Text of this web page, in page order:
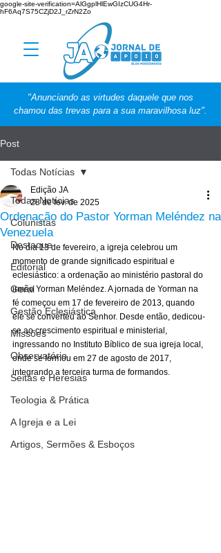
google-site-verification=AlGgplHlEwGIzCUG4Hr-
hF6Aq7S75CZjD2J_rZrN2Zo
"Anunciando as virtudes daquele que nos
chamou das trevas para a sua maravilhosa luz".
Post
Todas Notícias
Colunistas
Destaque
Editorial
Geral
Gestão Eclesiástica
Missões
Observatório
Seitas e Heresias
Teologia & Prática
A Igreja e a Lei
Artigos, Sermões & Esboços
Todas Notícias
Ordenação do Pastor Yorman Meléndez na
Venezuela
Edição JA
28 de fev. de 2025
No dia 13 de fevereiro, a igreja celebrou um
momento de grande significado espiritual e
eclesiástico: a ordenação ao ministério pastoral do
irmão Yorman Meléndez. A jornada de Yorman na
fé começou em 17 de fevereiro de 2013, quando
ele se converteu ao Senhor. Desde então, dedicou-
se ao crescimento espiritual e ministerial,
ingressando no Instituto Bíblico de sua igreja local,
onde se formou em 27 de agosto de 2017,
integrando a terceira turma de formandos.